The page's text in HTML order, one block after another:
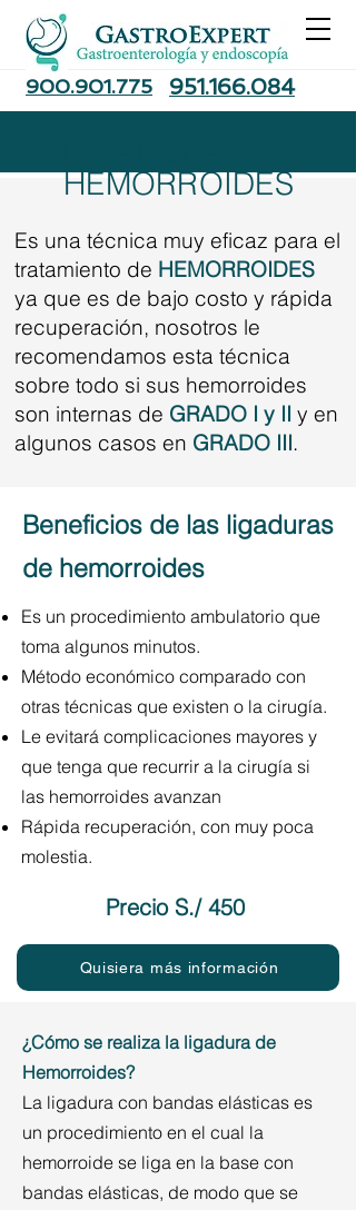
900.901.775 951.166.084
Es una técnica muy eficaz para el
tratamiento de HEMORROIDES
ya que es de bajo costo y rápida
recuperación, nosotros le
recomendamos esta técnica
sobre todo si sus hemorroides
son internas de GRADO I y II y en
algunos casos en GRADO III.
HEMORROIDES
¿Cómo se realiza la ligadura de
Hemorroides?
La ligadura con bandas elásticas es
un procedimiento en el cual la
hemorroide se liga en la base con
bandas elásticas, de modo que se
Beneficios de las ligaduras
de hemorroides
Es un procedimiento ambulatorio que
toma algunos minutos.
Método económico comparado con
otras técnicas que existen o la cirugía.
Le evitará complicaciones mayores y
que tenga que recurrir a la cirugía si
las hemorroides avanzan
Rápida recuperación, con muy poca
molestia.
Precio S./ 450
Quisiera más información